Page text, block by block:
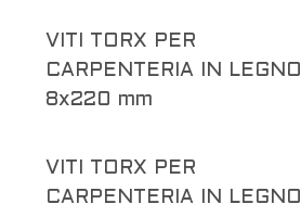
VITI TORX PER
CARPENTERIA IN LEGNO
8x220 mm
VITI TORX PER
CARPENTERIA IN LEGNO